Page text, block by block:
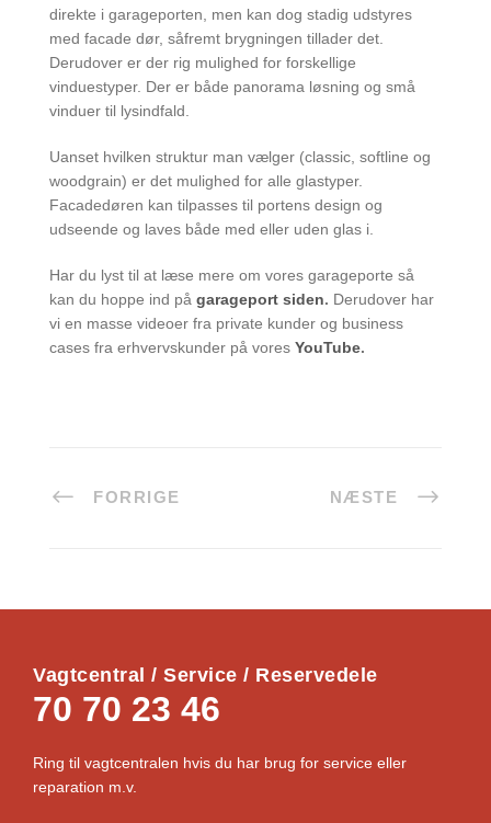
direkte i garageporten, men kan dog stadig udstyres
med facade dør, såfremt brygningen tillader det.
Derudover er der rig mulighed for forskellige
vinduestyper. Der er både panorama løsning og små
vinduer til lysindfald.
Uanset hvilken struktur man vælger (classic, softline og
woodgrain) er det mulighed for alle glastyper.
Facadedøren kan tilpasses til portens design og
udseende og laves både med eller uden glas i.
Har du lyst til at læse mere om vores garageporte så
kan du hoppe ind på garageport siden. Derudover har
vi en masse videoer fra private kunder og business
cases fra erhvervskunder på vores YouTube.
FORRIGE NÆSTE
Vagtcentral / Service / Reservedele
70 70 23 46
Ring til vagtcentralen hvis du har brug for service eller
reparation m.v.